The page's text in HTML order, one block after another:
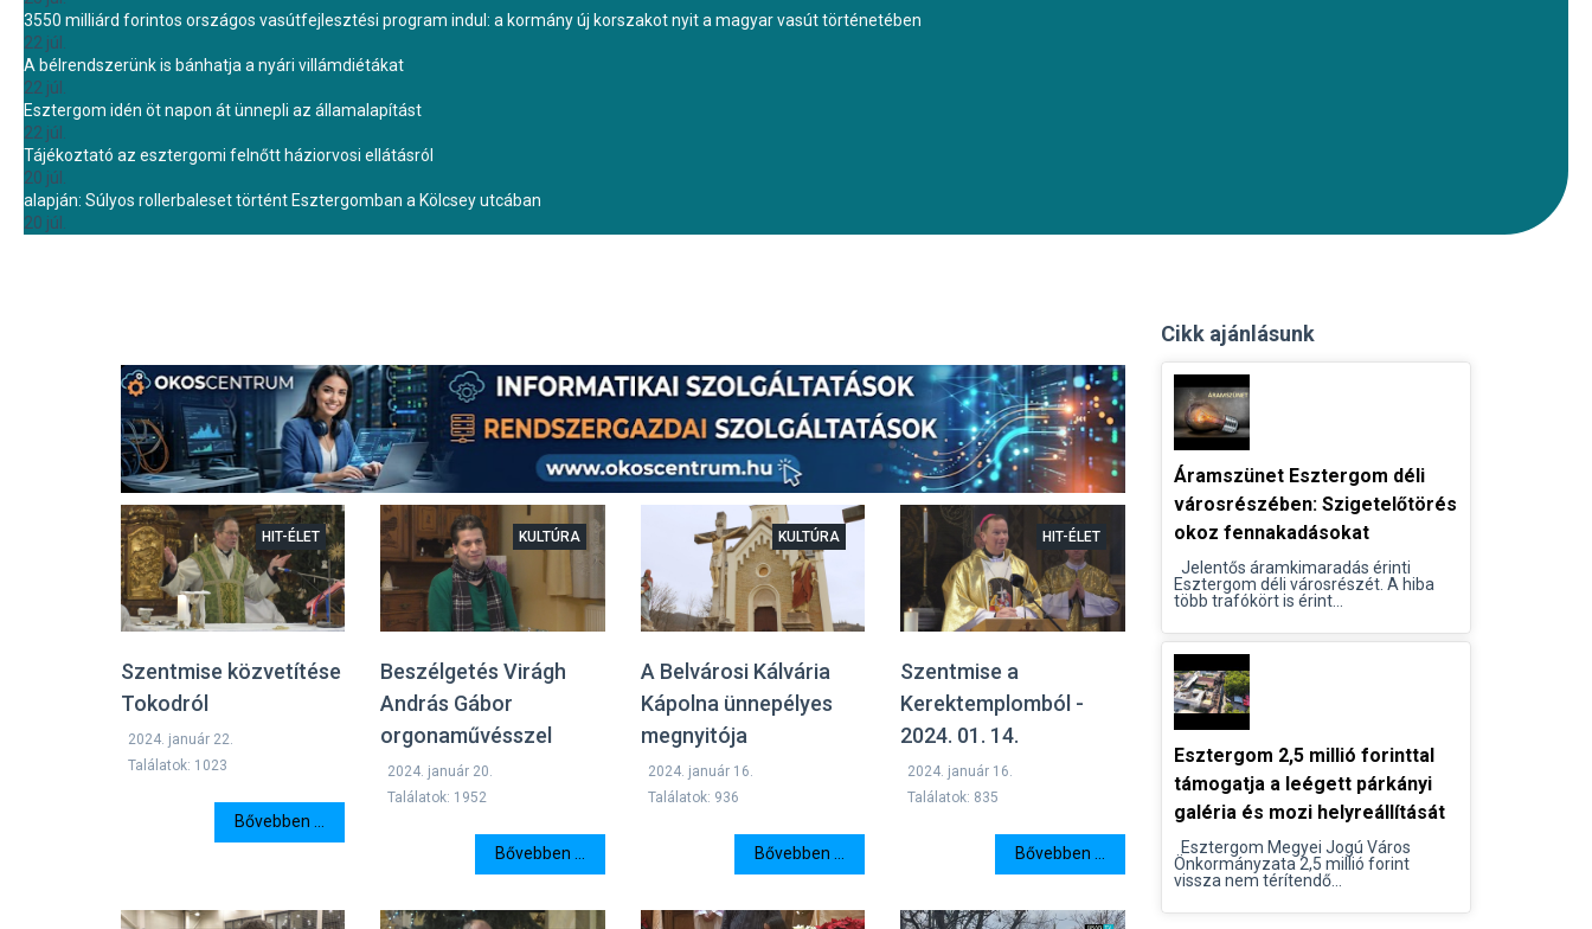
3550 milliárd forintos országos vasútfejlesztési program indul: a kormány új korszakot nyit a magyar vasút történetében
22 júl.
A bélrendszerünk is bánhatja a nyári villámdiétákat
22 júl.
Esztergom idén öt napon át ünnepli az államalapítást
22 júl.
Tájékoztató az esztergomi felnőtt háziorvosi ellátásról
20 júl.
alapján: Súlyos rollerbaleset történt Esztergomban a Kölcsey utcában
20 júl.
Szentmise közvetítése
Tokodról
HIT-ÉLET
2024. január 22.
Találatok: 1023
Bővebben ...
Beszélgetés Virágh
András Gábor
orgonaművésszel
KULTÚRA
2024. január 20.
Találatok: 1952
Bővebben ...
A Belvárosi Kálvária
Kápolna ünnepélyes
megnyitója
KULTÚRA
2024. január 16.
Találatok: 936
Bővebben ...
Szentmise a
Kerektemplomból -
2024. 01. 14.
HIT-ÉLET
2024. január 16.
Találatok: 835
Bővebben ...
Cikk ajánlásunk
Áramszünet Esztergom déli
városrészében: Szigetelőtörés
okoz fennakadásokat
Jelentős áramkimaradás érinti
Esztergom déli városrészét. A hiba
több trafókört is érint...
Esztergom 2,5 millió forinttal
támogatja a leégett párkányi
galéria és mozi helyreállítását
Esztergom Megyei Jogú Város
Önkormányzata 2,5 millió forint
vissza nem térítendő...